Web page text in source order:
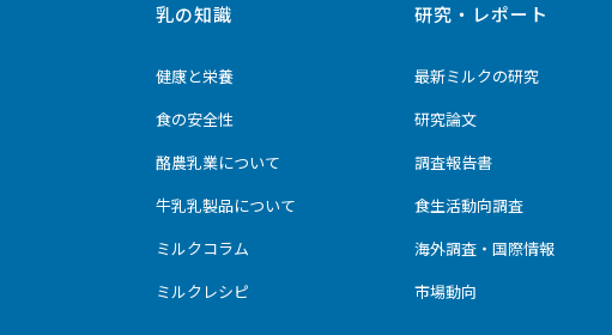
乳の知識
健康と栄養
食の安全性
酪農乳業について
牛乳乳製品について
ミルクコラム
ミルクレシピ
研究・レポート
最新ミルクの研究
研究論文
調査報告書
食生活動向調査
海外調査・国際情報
市場動向